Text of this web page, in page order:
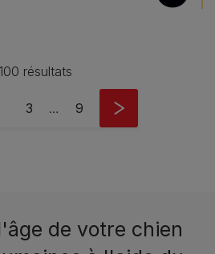
100 résultats
pagePage
3 … Last page
9
de votre chien